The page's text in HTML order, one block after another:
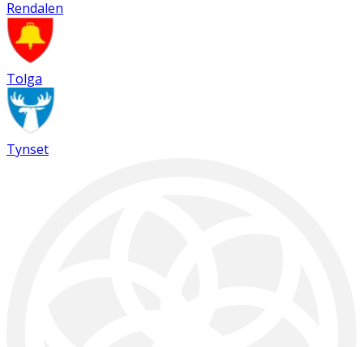
Rendalen
Tolga
Tynset